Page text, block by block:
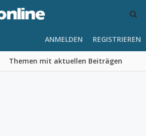
Themen mit aktuellen Beiträgen
ANMELDEN REGISTRIEREN